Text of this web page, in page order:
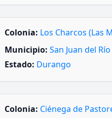
Colonia: Los Charcos (Las
Municipio: San Juan del Río
Estado: Durango
Colonia: Ciénega de